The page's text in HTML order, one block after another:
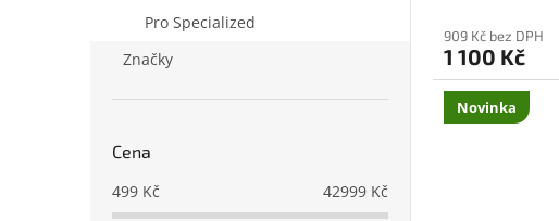
Pro Specialized
Značky
Cena
499 Kč 42999 Kč
909 Kč bez DPH
1 100 Kč
Novinka